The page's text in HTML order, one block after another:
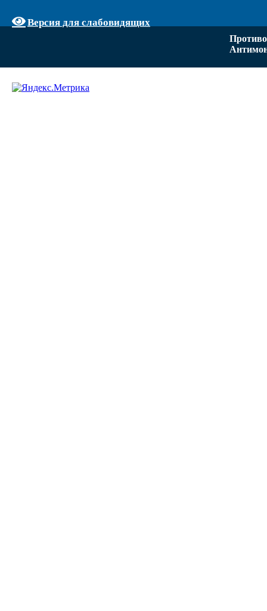
Версия для слабовидящих